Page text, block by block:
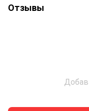
Отзывы